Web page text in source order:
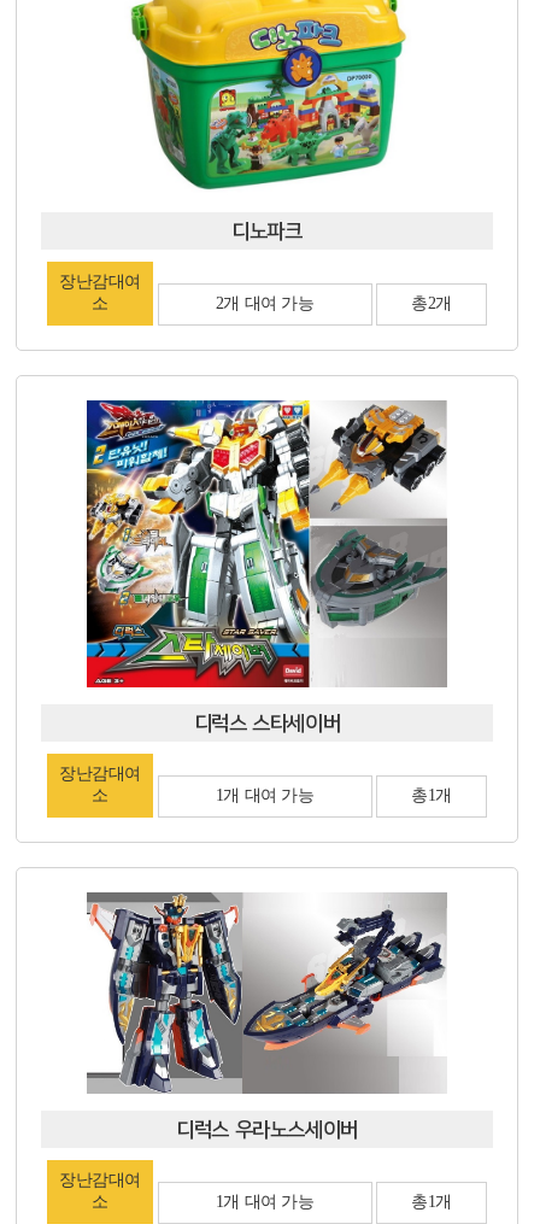
디노파크
장난감대여
소
2개 대여 가능 총2개
디럭스 스타세이버
장난감대여
소
1개 대여 가능 총1개
디럭스 우라노스세이버
장난감대여
소
1개 대여 가능 총1개